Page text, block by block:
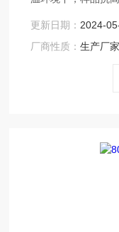
于电源电子、电脑
业的熔喷布模具、
等熔喷布生产*的
理能够达到预热处
更新日期： 2024-
厂商性质：生产厂家